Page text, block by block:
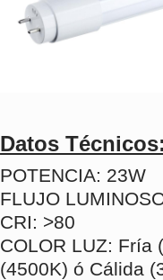
Datos
POTENCIA: 23W
FLUJO
CRI: >80
COLOR LUZ: Fría
(4500K) ó Cálida